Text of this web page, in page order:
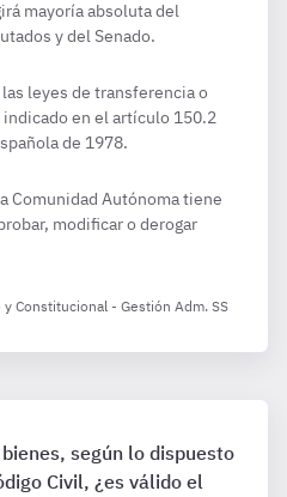
mayoría absoluta del
y del Senado.
leyes de transferencia o
en el artículo 150.2
de 1978.
Comunidad Autónoma tiene
modificar o derogar
Constitucional - Gestión Adm. SS
según lo dispuesto
Civil, ¿es válido el